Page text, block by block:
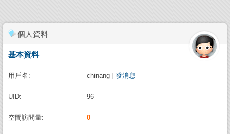
個人資料
基本資料
用戶名: chinang 發消息
UID: 96
空間訪問量: 0